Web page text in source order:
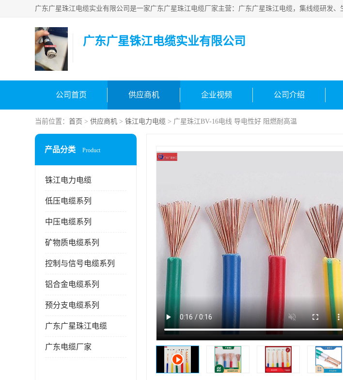
广东广星铢江电缆实业有限公司
公司首页 供应商机 企业视频 公司介绍
当前位置： 首页 > 供应商机 > 铢江电力电缆 > 广星珠江BV-16电线 导电性好 阻燃耐高温
产品分类 Product
铢江电力电缆
低压电缆系列
中压电缆系列
矿物质电缆系列
控制与信号电缆系列
铝合金电缆系列
预分支电缆系列
广东广星珠江电缆
广东电缆厂家